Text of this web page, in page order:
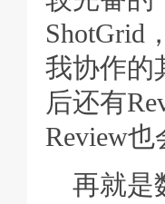
ShotGrid
我协作的
后还有
Review
再就是